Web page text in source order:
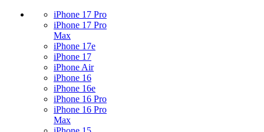
iPhone 17 Pro
iPhone 17 Pro
Max
iPhone 17e
iPhone 17
iPhone Air
iPhone 16
iPhone 16e
iPhone 16 Pro
iPhone 16 Pro
Max